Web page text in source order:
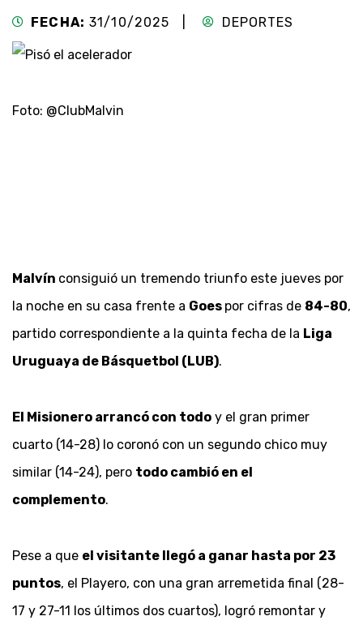
FECHA: 31/10/2025 | DEPORTES
Foto: @ClubMalvin
Malvín consiguió un tremendo triunfo este jueves por
la noche en su casa frente a Goes por cifras de 84-80,
partido correspondiente a la quinta fecha de la Liga
Uruguaya de Básquetbol (LUB).
El Misionero arrancó con todo y el gran primer
cuarto (14-28) lo coronó con un segundo chico muy
similar (14-24), pero todo cambió en el
complemento.
Pese a que el visitante llegó a ganar hasta por 23
puntos, el Playero, con una gran arremetida final (28-
17 y 27-11 los últimos dos cuartos), logró remontar y